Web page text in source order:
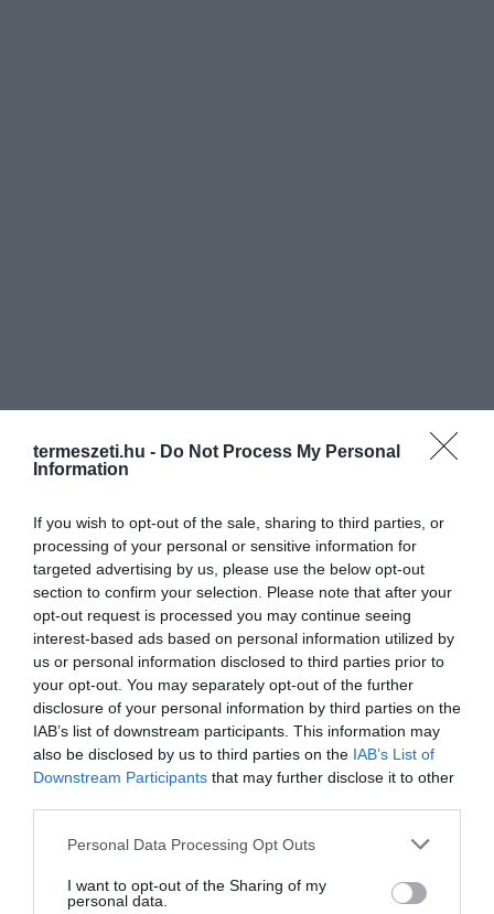
termeszeti.hu - Do Not Process My Personal
Information
If you wish to opt-out of the sale, sharing to third parties, or
processing of your personal or sensitive information for
targeted advertising by us, please use the below opt-out
section to confirm your selection. Please note that after your
opt-out request is processed you may continue seeing
interest-based ads based on personal information utilized by
us or personal information disclosed to third parties prior to
your opt-out. You may separately opt-out of the further
disclosure of your personal information by third parties on the
IAB’s list of downstream participants. This information may
also be disclosed by us to third parties on the IAB’s List of
Downstream Participants that may further disclose it to other
Please note that this website/app uses one or more Google
not limited to your visit or usage behaviour. You may click to
grant or deny consent to Google and its third-party tags to
Personal Data Processing Opt Outs
I want to opt-out of the Sharing of my
personal data.